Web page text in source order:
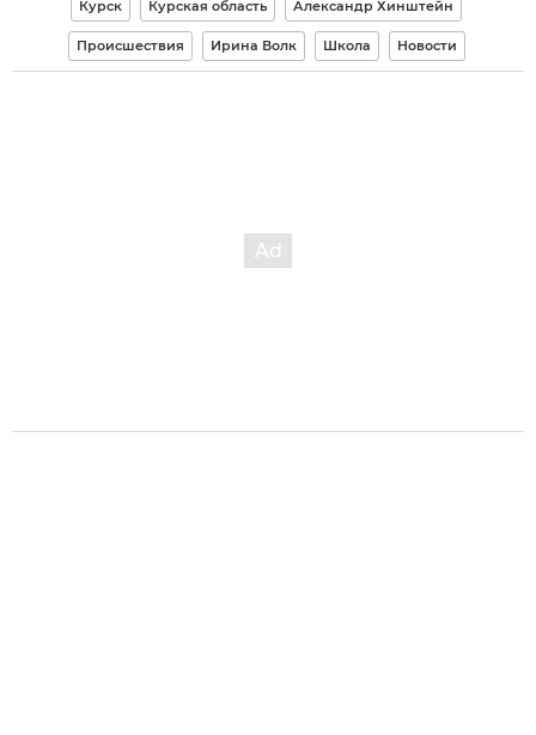
Курск Курская область Александр Хинштейн
Происшествия Ирина Волк Школа Новости